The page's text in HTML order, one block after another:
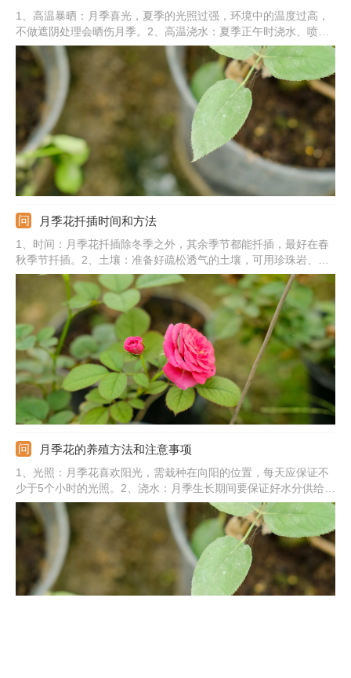
1、高温暴晒：月季喜光，夏季的光照过强，环境中的温度过高，
不做遮阴处理会晒伤月季。2、高温浇水：夏季正午时浇水、喷
水，会造成叶子黄叶、干焦。3、施肥不当：夏季时不能施加浓
肥、生肥，避免烧根。4、淋雨过多：夏季时降雨较多，要注意避
开暴雨。5、通风不良：夏季的温度过高，空气闷热，通风不好会
影响长势。
月季花扦插时间和方法
1、时间：月季花扦插除冬季之外，其余季节都能扦插，最好在春
秋季节扦插。2、土壤：准备好疏松透气的土壤，可用珍珠岩、蛭
石、草炭土按1:1:1混合配制。3、枝条：剪取合适的枝条，可选择
开完花以后的枝条。4、扦插：将枝条下端斜剪，用生根粉和萘乙
酸浸泡，将枝条插入到洞中，扦插后注意养护，促使月季枝条生
根。
月季花的养殖方法和注意事项
1、光照：月季花喜欢阳光，需栽种在向阳的位置，每天应保证不
少于5个小时的光照。2、浇水：月季生长期间要保证好水分供给，
保持好土壤湿润。3、施肥：掌握“薄肥勤施”的原则，根据不同生
长阶段来施肥。4、土壤：月季花喜肥沃湿润、疏松透气的土壤。
5、注意：月季定期修剪，花后及时修剪残花。